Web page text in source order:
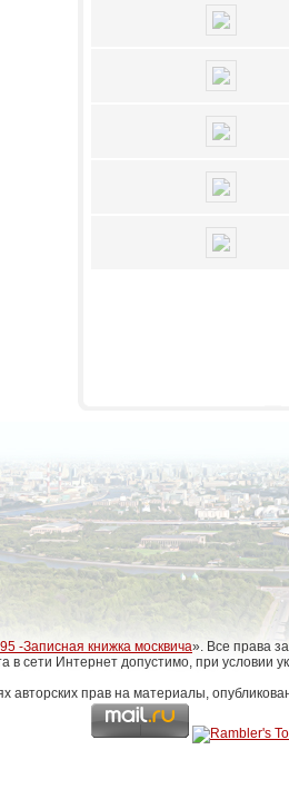
-Записная книжка москвича». Все права
в сети Интернет допустимо, при условии
авторских прав на материалы,